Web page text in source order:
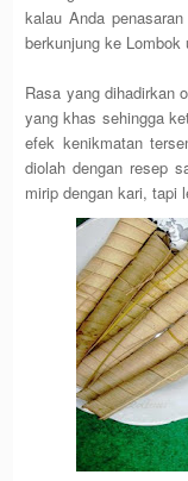
kalau Anda
berkunjung ke Lombok
Rasa yang dihadirkan
yang khas sehingga
efek kenikmatan
diolah dengan resep
mirip dengan kari, tapi